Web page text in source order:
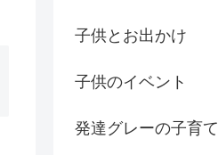
子供とお出かけ
子供のイベント
発達グレーの子育て